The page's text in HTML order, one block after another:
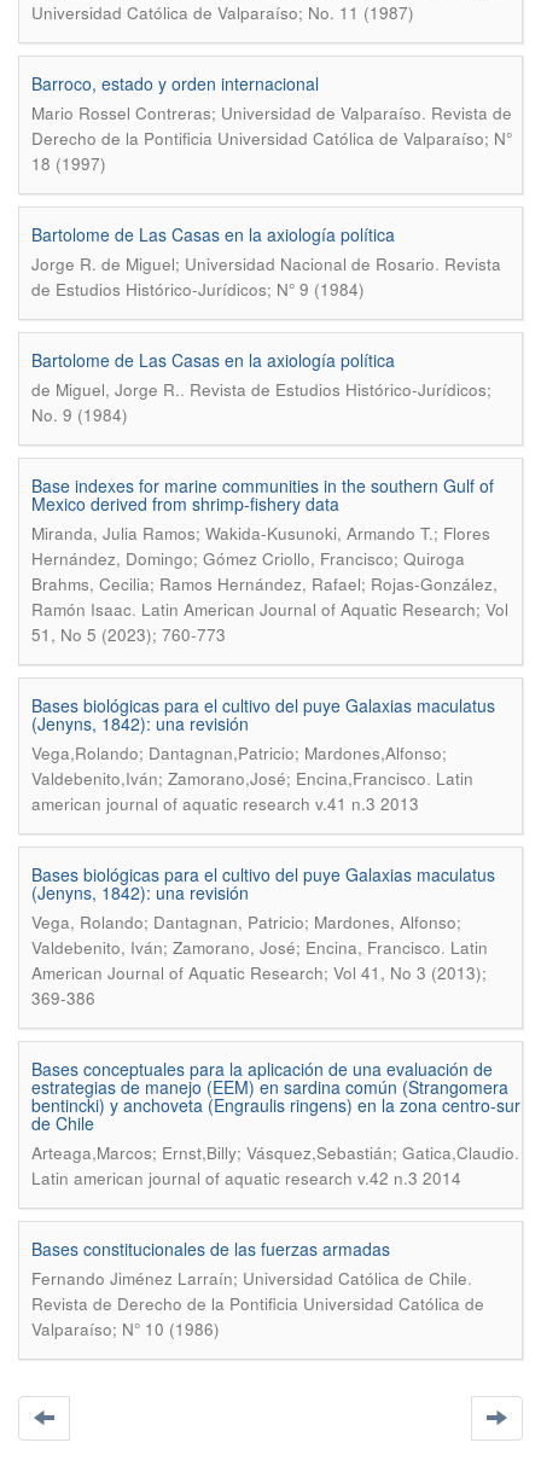
Universidad Católica de Valparaíso; No. 11 (1987)
Barroco, estado y orden internacional
Mario Rossel Contreras; Universidad de Valparaíso. Revista de
Derecho de la Pontificia Universidad Católica de Valparaíso; N°
18 (1997)
Bartolome de Las Casas en la axiología política
Jorge R. de Miguel; Universidad Nacional de Rosario. Revista
de Estudios Histórico-Jurídicos; N° 9 (1984)
Bartolome de Las Casas en la axiología política
de Miguel, Jorge R.. Revista de Estudios Histórico-Jurídicos;
No. 9 (1984)
Base indexes for marine communities in the southern Gulf of
Mexico derived from shrimp-fishery data
Miranda, Julia Ramos; Wakida-Kusunoki, Armando T.; Flores
Hernández, Domingo; Gómez Criollo, Francisco; Quiroga
Brahms, Cecilia; Ramos Hernández, Rafael; Rojas-González,
Ramón Isaac. Latin American Journal of Aquatic Research; Vol
51, No 5 (2023); 760-773
Bases biológicas para el cultivo del puye Galaxias maculatus
(Jenyns, 1842): una revisión
Vega,Rolando; Dantagnan,Patricio; Mardones,Alfonso;
Valdebenito,Iván; Zamorano,José; Encina,Francisco. Latin
american journal of aquatic research v.41 n.3 2013
Bases biológicas para el cultivo del puye Galaxias maculatus
(Jenyns, 1842): una revisión
Vega, Rolando; Dantagnan, Patricio; Mardones, Alfonso;
Valdebenito, Iván; Zamorano, José; Encina, Francisco. Latin
American Journal of Aquatic Research; Vol 41, No 3 (2013);
369-386
Bases conceptuales para la aplicación de una evaluación de
estrategias de manejo (EEM) en sardina común (Strangomera
bentincki) y anchoveta (Engraulis ringens) en la zona centro-sur
de Chile
Arteaga,Marcos; Ernst,Billy; Vásquez,Sebastián; Gatica,Claudio.
Latin american journal of aquatic research v.42 n.3 2014
Bases constitucionales de las fuerzas armadas
Fernando Jiménez Larraín; Universidad Católica de Chile.
Revista de Derecho de la Pontificia Universidad Católica de
Valparaíso; N° 10 (1986)